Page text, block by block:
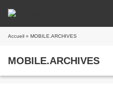
Accueil » MOBILE.ARCHIVES
MOBILE.ARCHIVES